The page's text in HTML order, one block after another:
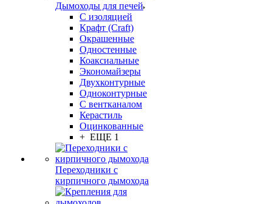
Дымоходы для печей
С изоляцией
Крафт (Craft)
Окрашенные
Одностенные
Коаксиальные
Экономайзеры
Двухконтурные
Одноконтурные
С вентканалом
Керастиль
Оцинкованные
+ ЕЩЕ 1
Переходники с
кирпичного дымохода